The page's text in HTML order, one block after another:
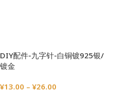
DIY配件-九字针-白铜镀925银/
镀金
¥13.00 – ¥26.00